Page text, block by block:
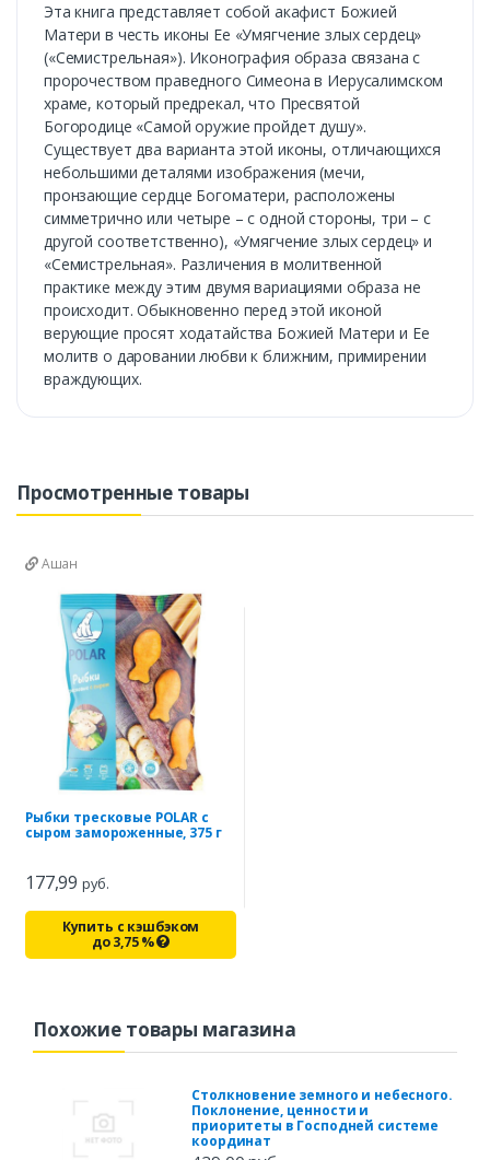
Эта книга представляет собой акафист Божией
Матери в честь иконы Ее «Умягчение злых сердец»
(«Семистрельная»). Иконография образа связана с
пророчеством праведного Симеона в Иерусалимском
храме, который предрекал, что Пресвятой
Богородице «Самой оружие пройдет душу».
Существует два варианта этой иконы, отличающихся
небольшими деталями изображения (мечи,
пронзающие сердце Богоматери, расположены
симметрично или четыре – с одной стороны, три – с
другой соответственно), «Умягчение злых сердец» и
«Семистрельная». Различения в молитвенной
практике между этим двумя вариациями образа не
происходит. Обыкновенно перед этой иконой
верующие просят ходатайства Божией Матери и Ее
молитв о даровании любви к ближним, примирении
враждующих.
Просмотренные товары
Ашан
Рыбки тресковые POLAR с
сыром замороженные, 375 г
177,99 руб.
Купить с кэшбэком
до3,75%
Похожие товары магазина
Столкновение земного и небесного.
Поклонение, ценности и
приоритеты в Господней системе
координат